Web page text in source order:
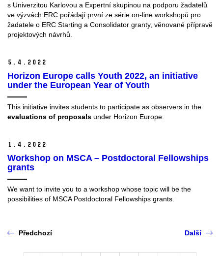
s Univerzitou Karlovou a Expertní skupinou na podporu žadatelů
ve výzvách ERC pořádají první ze série on-line workshopů pro
žadatele o ERC Starting a Consolidator granty, věnované přípravě
projektových návrhů.
5. 4. 2022
Horizon Europe calls Youth 2022, an initiative
under the European Year of Youth
This initiative invites students to participate as observers in the
evaluations of proposals under Horizon Europe.
1. 4. 2022
Workshop on MSCA – Postdoctoral Fellowships
grants
We want to invite you to a workshop whose topic will be the
possibilities of MSCA Postdoctoral Fellowships grants.
Předchozí Další